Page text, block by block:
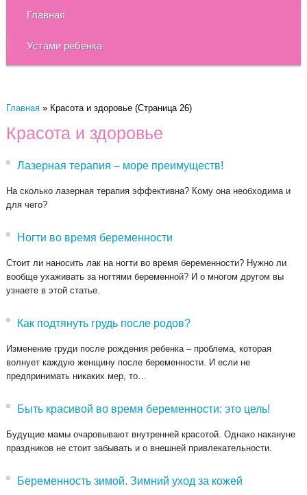
Главная
Устами ребенка
Главная» Красота и здоровье(Страница 26)
Красота и здоровье
Лазерная терапия – море преимуществ!
На сколько лазерная терапия эффективна? Кому она необходима и
для чего?
Ногти во время беременности
Стоит ли наносить лак на ногти во время беременности? Нужно ли
вообще ухаживать за ногтями беременной? И о многом другом вы
узнаете в этой статье.
Как подтянуть грудь после родов?
Изменение груди после рождения ребенка – проблема, которая
волнует каждую женщину после беременности. И если не
предпринимать никаких мер, то…
Быть красивой во время беременности: это цель!
Будущие мамы очаровывают внутренней красотой. Однако накануне
праздников не стоит забывать и о внешней привлекательности.
Беременность зимой. Зимний уход за кожей